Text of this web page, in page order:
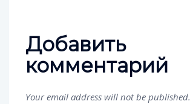
Добавить
комментарий
Your email address will not be published.